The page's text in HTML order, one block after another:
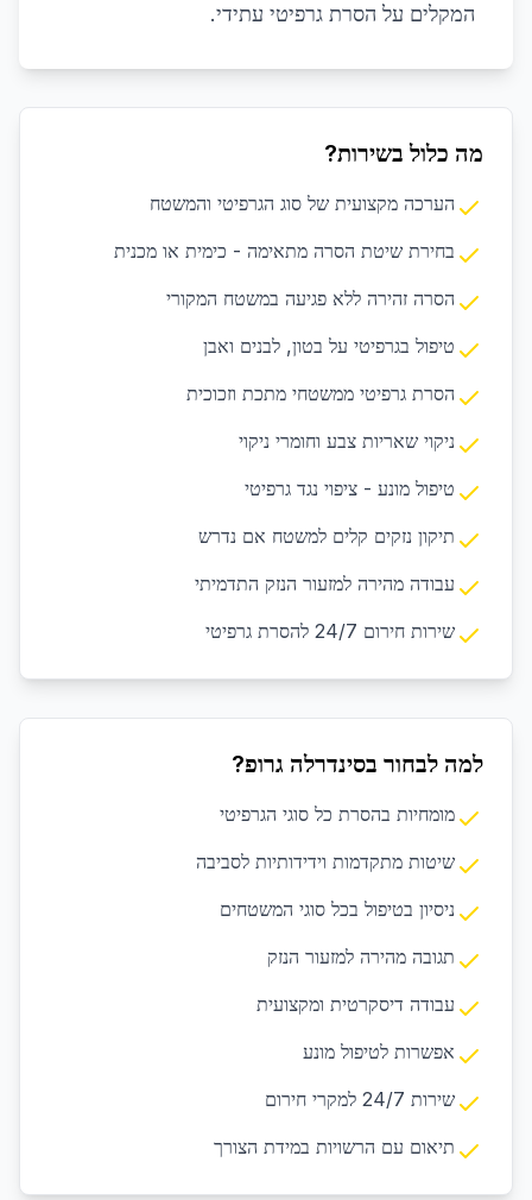
המקלים על הסרת גרפיטי עתידי.
מה כלול בשירות?
הערכה מקצועית של סוג הגרפיטי והמשטח
בחירת שיטת הסרה מתאימה - כימית או מכנית
הסרה זהירה ללא פגיעה במשטח המקורי
טיפול בגרפיטי על בטון, לבנים ואבן
הסרת גרפיטי ממשטחי מתכת וזכוכית
ניקוי שאריות צבע וחומרי ניקוי
טיפול מונע - ציפוי נגד גרפיטי
תיקון נזקים קלים למשטח אם נדרש
עבודה מהירה למזעור הנזק התדמיתי
שירות חירום 24/7 להסרת גרפיטי
למה לבחור בסינדרלה גרופ?
מומחיות בהסרת כל סוגי הגרפיטי
שיטות מתקדמות וידידותיות לסביבה
ניסיון בטיפול בכל סוגי המשטחים
תגובה מהירה למזעור הנזק
עבודה דיסקרטית ומקצועית
אפשרות לטיפול מונע
שירות 24/7 למקרי חירום
תיאום עם הרשויות במידת הצורך